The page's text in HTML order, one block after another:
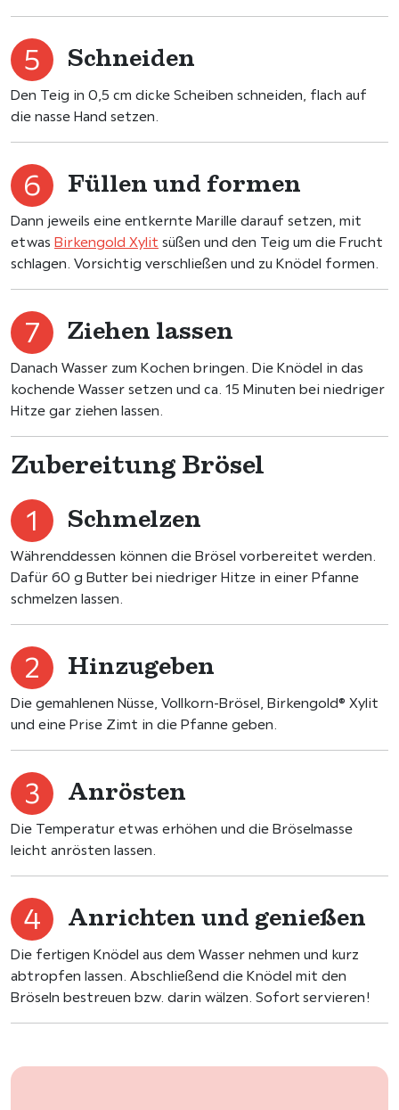
Schneiden
Den Teig in 0,5 cm dicke Scheiben schneiden, flach auf
die nasse Hand setzen.
Füllen und formen
Dann jeweils eine entkernte Marille darauf setzen, mit
etwas Birkengold Xylit süßen und den Teig um die Frucht
schlagen. Vorsichtig verschließen und zu Knödel formen.
Ziehen lassen
Danach Wasser zum Kochen bringen. Die Knödel in das
kochende Wasser setzen und ca. 15 Minuten bei niedriger
Hitze gar ziehen lassen.
Zubereitung Brösel
Schmelzen
Währenddessen können die Brösel vorbereitet werden.
Dafür 60 g Butter bei niedriger Hitze in einer Pfanne
schmelzen lassen.
Hinzugeben
Die gemahlenen Nüsse, Vollkorn-Brösel, Birkengold® Xylit
und eine Prise Zimt in die Pfanne geben.
Anrösten
Die Temperatur etwas erhöhen und die Bröselmasse
leicht anrösten lassen.
Anrichten und genießen
Die fertigen Knödel aus dem Wasser nehmen und kurz
abtropfen lassen. Abschließend die Knödel mit den
Bröseln bestreuen bzw. darin wälzen. Sofort servieren!